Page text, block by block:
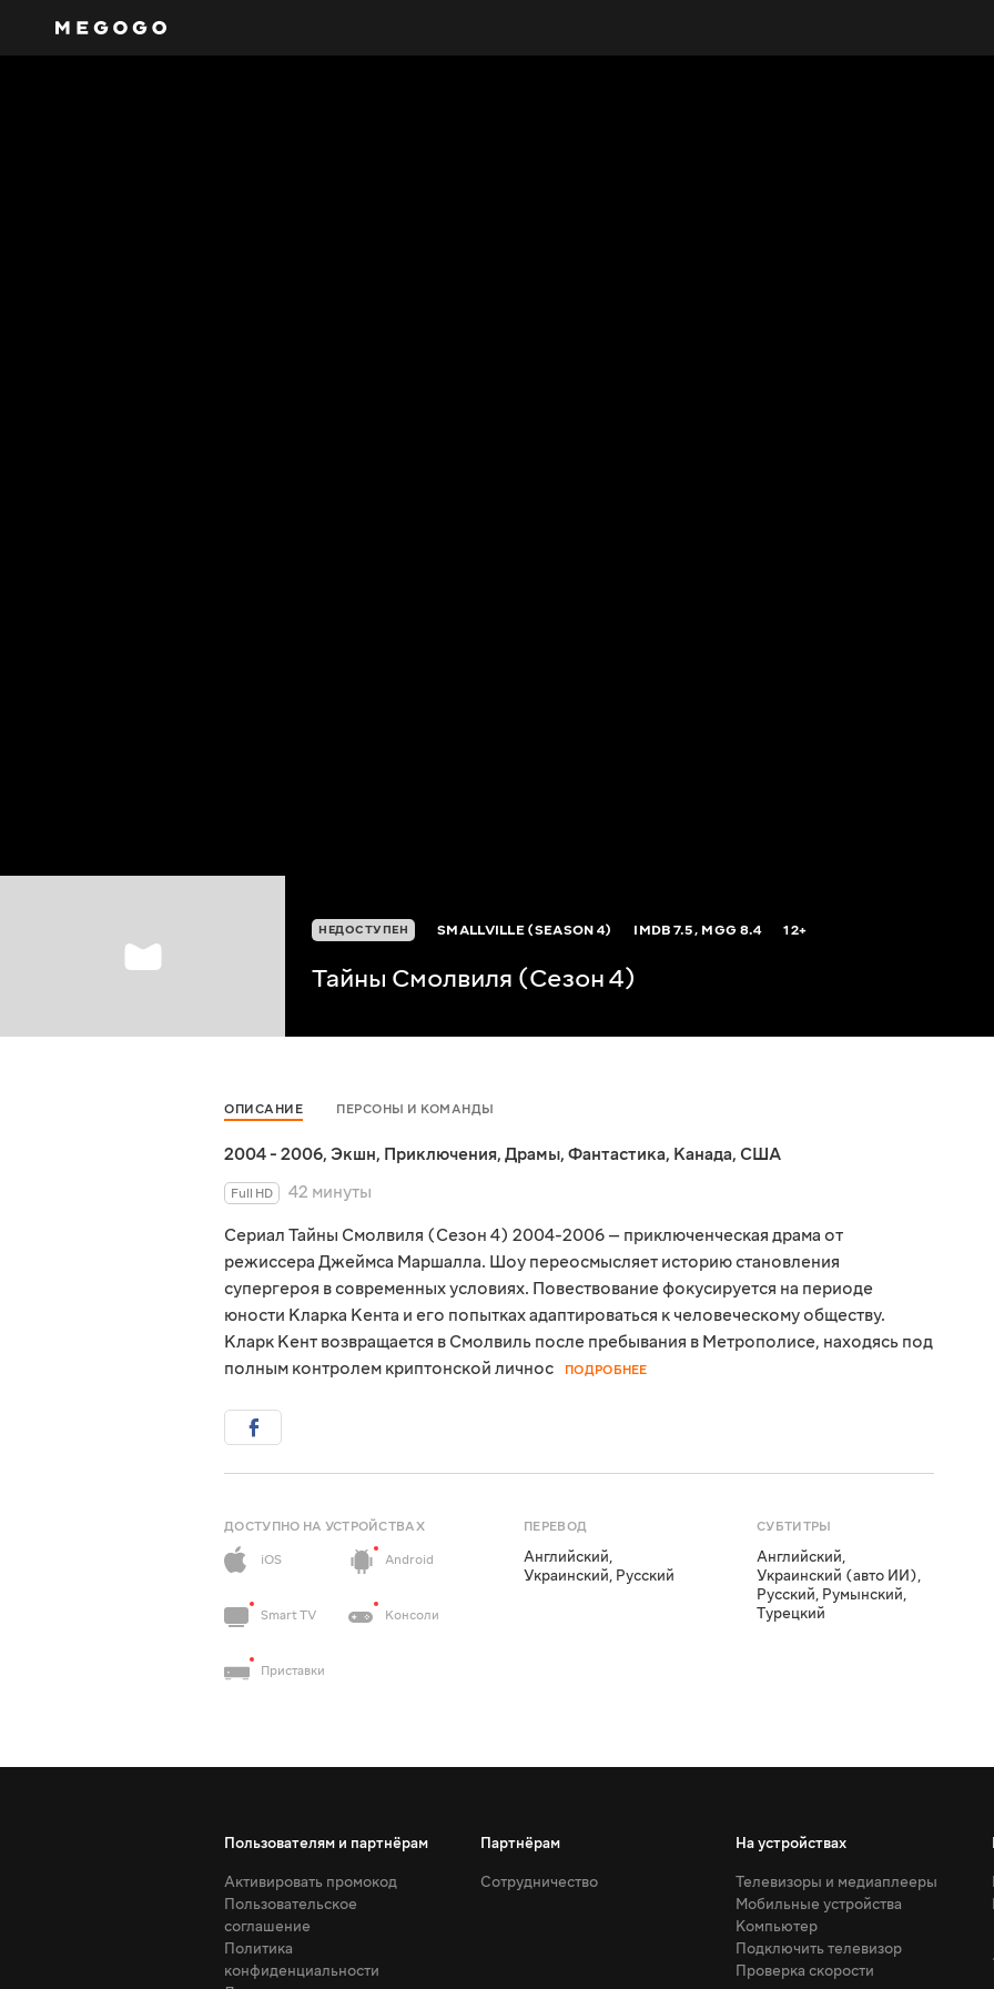
НЕДОСТУПЕН SMALLVILLE (SEASON 4) IMDB7.5, MGG8.4 12+
Тайны Смолвиля (Сезон 4)
ОПИСАНИЕ ПЕРСОНЫ И КОМАНДЫ
2004 - 2006, Экшн, Приключения, Драмы, Фантастика, Канада, США
Full HD
42 минуты
Сериал Тайны Смолвиля (Сезон 4) 2004-2006 — приключенческая драма от
режиссера Джеймса Маршалла. Шоу переосмысляет историю становления
супергероя в современных условиях. Повествование фокусируется на периоде
юности Кларка Кента и его попытках адаптироваться к человеческому обществу.
Кларк Кент возвращается в Смолвиль после пребывания в Метрополисе, находясь под
полным контролем криптонской личнос
ПОДРОБНЕЕ
ДОСТУПНО НА УСТРОЙСТВАХ
iOS
Android
Smart TV Консоли
Приставки
ПЕРЕВОД
Английский,
Украинский, Русский
СУБТИТРЫ
Английский,
Украинский (авто ИИ),
Русский, Румынский,
Турецкий
Пользователям и партнёрам
Активировать промокод
Пользовательское
соглашение
Политика
конфиденциальности
Партнёрам
Сотрудничество
На устройствах
Телевизоры и медиаплееры
Мобильные устройства
Компьютер
Подключить телевизор
Проверка скорости